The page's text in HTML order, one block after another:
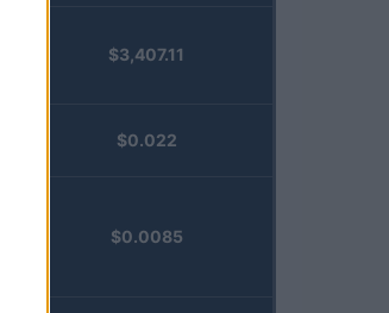
$3,407.11
$0.022
$0.0085